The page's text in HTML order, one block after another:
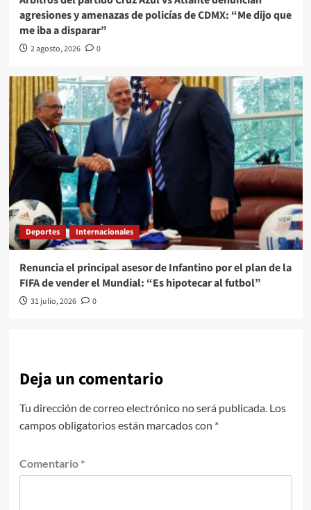
agresiones y amenazas de policías de CDMX: “Me dijo que
me iba a disparar”
2 agosto, 2026 0
Deportes Internacionales
Renuncia el principal asesor de Infantino por el plan de la
FIFA de vender el Mundial: “Es hipotecar al futbol”
31 julio, 2026 0
Deja un comentario
Tu dirección de correo electrónico no será publicada. Los
campos obligatorios están marcados con *
Comentario *